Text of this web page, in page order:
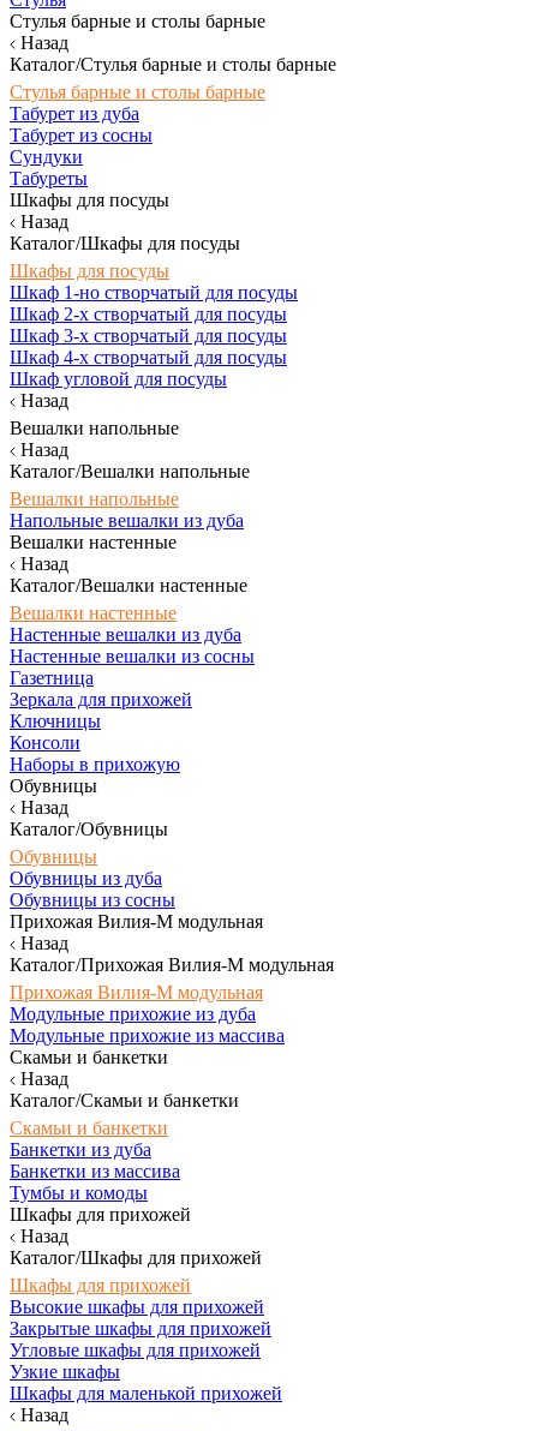
Стулья барные и столы барные
Назад
Каталог/Стулья барные и столы барные
Стулья барные и столы барные
Табурет из дуба
Табурет из сосны
Сундуки
Табуреты
Шкафы для посуды
Назад
Каталог/Шкафы для посуды
Шкафы для посуды
Шкаф 1-но створчатый для посуды
Шкаф 2-х створчатый для посуды
Шкаф 3-х створчатый для посуды
Шкаф 4-х створчатый для посуды
Шкаф угловой для посуды
Назад
Вешалки напольные
Назад
Каталог/Вешалки напольные
Вешалки напольные
Напольные вешалки из дуба
Вешалки настенные
Назад
Каталог/Вешалки настенные
Вешалки настенные
Настенные вешалки из дуба
Настенные вешалки из сосны
Газетница
Зеркала для прихожей
Ключницы
Консоли
Наборы в прихожую
Обувницы
Назад
Каталог/Обувницы
Обувницы
Обувницы из дуба
Обувницы из сосны
Прихожая Вилия-М модульная
Назад
Каталог/Прихожая Вилия-М модульная
Прихожая Вилия-М модульная
Модульные прихожие из дуба
Модульные прихожие из массива
Скамьи и банкетки
Назад
Каталог/Скамьи и банкетки
Скамьи и банкетки
Банкетки из дуба
Банкетки из массива
Тумбы и комоды
Шкафы для прихожей
Назад
Каталог/Шкафы для прихожей
Шкафы для прихожей
Высокие шкафы для прихожей
Закрытые шкафы для прихожей
Угловые шкафы для прихожей
Узкие шкафы
Шкафы для маленькой прихожей
Назад